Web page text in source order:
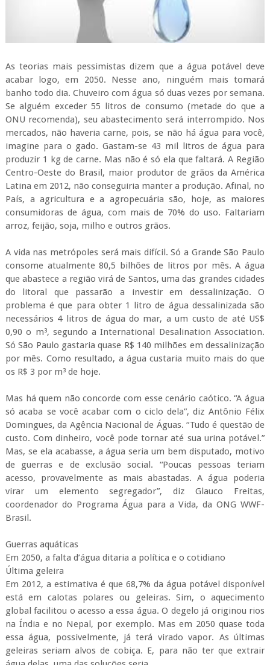
As teorias mais pessimistas dizem que a água potável deve
acabar logo, em 2050. Nesse ano, ninguém mais tomará
banho todo dia. Chuveiro com água só duas vezes por semana.
Se alguém exceder 55 litros de consumo (metade do que a
ONU recomenda), seu abastecimento será interrompido. Nos
mercados, não haveria carne, pois, se não há água para você,
imagine para o gado. Gastam-se 43 mil litros de água para
produzir 1 kg de carne. Mas não é só ela que faltará. A Região
Centro-Oeste do Brasil, maior produtor de grãos da América
Latina em 2012, não conseguiria manter a produção. Afinal, no
País, a agricultura e a agropecuária são, hoje, as maiores
consumidoras de água, com mais de 70% do uso. Faltariam
arroz, feijão, soja, milho e outros grãos.
A vida nas metrópoles será mais difícil. Só a Grande São Paulo
consome atualmente 80,5 bilhões de litros por mês. A água
que abastece a região virá de Santos, uma das grandes cidades
do litoral que passarão a investir em dessalinização. O
problema é que para obter 1 litro de água dessalinizada são
necessários 4 litros de água do mar, a um custo de até US$
0,90 o m³, segundo a International Desalination Association.
Só São Paulo gastaria quase R$ 140 milhões em dessalinização
por mês. Como resultado, a água custaria muito mais do que
os R$ 3 por m³ de hoje.
Mas há quem não concorde com esse cenário caótico. “A água
só acaba se você acabar com o ciclo dela”, diz Antônio Félix
Domingues, da Agência Nacional de Águas. “Tudo é questão de
custo. Com dinheiro, você pode tornar até sua urina potável.”
Mas, se ela acabasse, a água seria um bem disputado, motivo
de guerras e de exclusão social. “Poucas pessoas teriam
acesso, provavelmente as mais abastadas. A água poderia
virar um elemento segregador”, diz Glauco Freitas,
coordenador do Programa Água para a Vida, da ONG WWF-
Brasil.
Guerras aquáticas
Em 2050, a falta d’água ditaria a política e o cotidiano
Última geleira
Em 2012, a estimativa é que 68,7% da água potável disponível
está em calotas polares ou geleiras. Sim, o aquecimento
global facilitou o acesso a essa água. O degelo já originou rios
na Índia e no Nepal, por exemplo. Mas em 2050 quase toda
essa água, possivelmente, já terá virado vapor. As últimas
geleiras seriam alvos de cobiça. E, para não ter que extrair